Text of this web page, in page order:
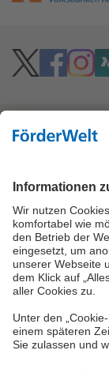
Vielzahl an
Eine
Wege